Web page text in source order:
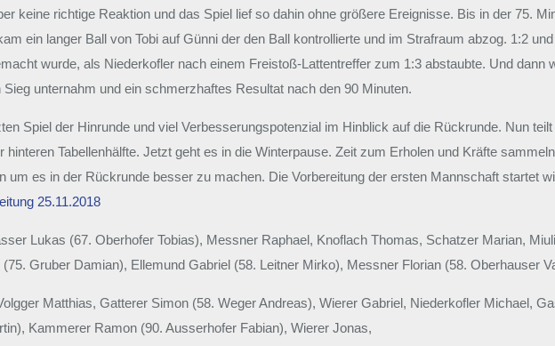
keine richtige Reaktion und das Spiel lief so dahin ohne größere Ereignisse. Bis in der 75.
ein langer Ball von Tobi auf Günni der den Ball kontrollierte und im Strafraum abzog. 1:2
wurde, als Niederkofler nach einem Freistoß-Lattentreffer zum 1:3 abstaubte. Und dann
unternahm und ein schmerzhaftes Resultat nach den 90 Minuten.
Spiel der Hinrunde und viel Verbesserungspotenzial im Hinblick auf die Rückrunde. Nun
hinteren Tabellenhälfte. Jetzt geht es in die Winterpause. Zeit zum Erholen und Kräfte
um es in der Rückrunde besser zu machen. Die Vorbereitung der ersten Mannschaft startet
25.11.2018
Lukas (67. Oberhofer Tobias), Messner Raphael, Knoflach Thomas, Schatzer Marian,
Gruber Damian), Ellemund Gabriel (58. Leitner Mirko), Messner Florian (58. Oberhauser
Matthias, Gatterer Simon (58. Weger Andreas), Wierer Gabriel, Niederkofler Michael,
Kammerer Ramon (90. Ausserhofer Fabian), Wierer Jonas,